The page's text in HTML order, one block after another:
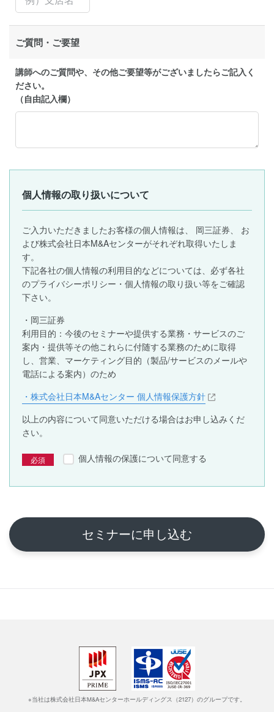
ご質問・ご要望
講師へのご質問や、その他ご要望等がございましたらご記入く
ださい。
（自由記入欄）
個人情報の取り扱いについて
ご入力いただきましたお客様の個人情報は、 岡三証券、 お
よび株式会社日本M&Aセンターがそれぞれ取得いたしま
す。
下記各社の個人情報の利用目的などについては、必ず各社
のプライバシーポリシー・個人情報の取り扱い等をご確認
下さい。
・岡三証券
利用目的：今後のセミナーや提供する業務・サービスのご
案内・提供等その他これらに付随する業務のために取得
し、営業、マーケティング目的（製品/サービスのメールや
電話による案内）のため
・株式会社日本M&Aセンター 個人情報保護方針
以上の内容について同意いただける場合はお申し込みくだ
さい。
個人情報の保護について同意する
セミナーに申し込む
※当社は株式会社日本M&Aセンターホールディングス（2127）のグループです。